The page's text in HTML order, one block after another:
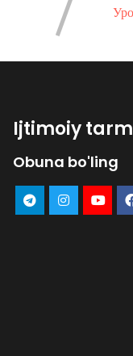
Ijtimoiy
Obuna bo'ling